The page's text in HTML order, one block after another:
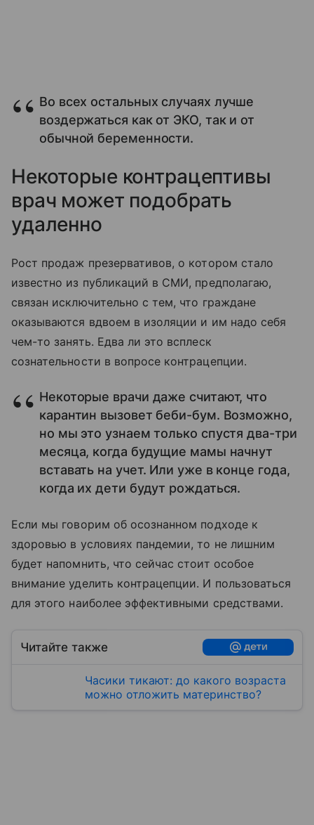
Во всех остальных случаях лучше
воздержаться как от ЭКО, так и от
обычной беременности.
Некоторые контрацептивы
врач может подобрать
удаленно
Рост продаж презервативов, о котором стало
известно из публикаций в СМИ, предполагаю,
связан исключительно с тем, что граждане
оказываются вдвоем в изоляции и им надо себя
чем-то занять. Едва ли это всплеск
сознательности в вопросе контрацепции.
Некоторые врачи даже считают, что
карантин вызовет беби-бум. Возможно,
но мы это узнаем только спустя два-три
месяца, когда будущие мамы начнут
вставать на учет. Или уже в конце года,
когда их дети будут рождаться.
Если мы говорим об осознанном подходе к
здоровью в условиях пандемии, то не лишним
будет напомнить, что сейчас стоит особое
внимание уделить контрацепции. И пользоваться
для этого наиболее эффективными средствами.
Читайте также
Часики тикают: до какого возраста
можно отложить материнство?